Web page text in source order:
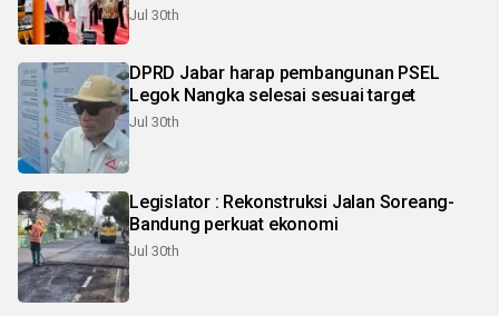
Jul 30th
DPRD Jabar harap pembangunan PSEL
Legok Nangka selesai sesuai target
Jul 30th
Legislator : Rekonstruksi Jalan Soreang-
Bandung perkuat ekonomi
Jul 30th